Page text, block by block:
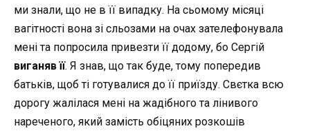
ми знали, що не в її випадку. На сьомому місяці
вагітності вона зі сльозами на очах зателефонувала
мені та попросила привезти її додому, бо Сергій
виганяв її. Я знав, що так буде, тому попередив
батьків, щоб ті готувалися до її приїзду. Свєтка всю
дорогу жалілася мені на жадібного та лінивого
нареченого, який замість обіцяних розкошів